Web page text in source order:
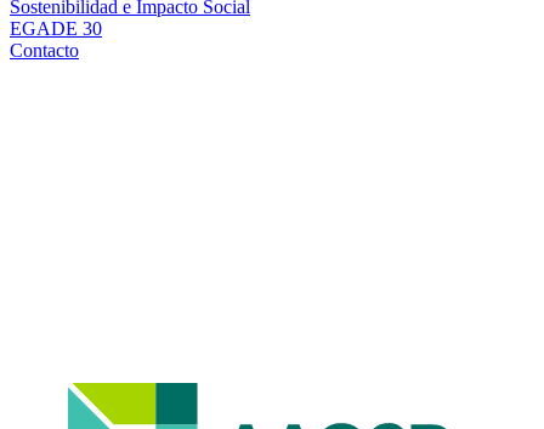
Sostenibilidad e Impacto Social
EGADE 30
Contacto